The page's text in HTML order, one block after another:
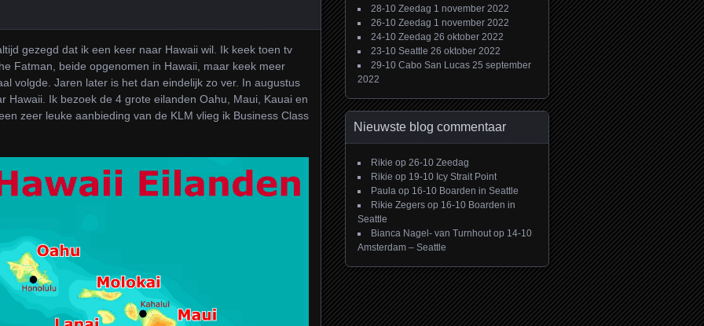
gezegd dat ik een keer naar Hawaii wil. Ik keek toen tv
Fatman, beide opgenomen in Hawaii, maar keek meer
volgde. Jaren later is het dan eindelijk zo ver. In augustus
Hawaii. Ik bezoek de 4 grote eilanden Oahu, Maui, Kauai en
zeer leuke aanbieding van de KLM vlieg ik Business Class
28-10 Zeedag 1 november 2022
26-10 Zeedag 1 november 2022
24-10 Zeedag 26 oktober 2022
23-10 Seattle 26 oktober 2022
29-10 Cabo San Lucas 25 september
2022
Nieuwste blog commentaar
Rikie op 26-10 Zeedag
Rikie op 19-10 Icy Strait Point
Paula op 16-10 Boarden in Seattle
Rikie Zegers op 16-10 Boarden in
Seattle
Bianca Nagel- van Turnhoutop 14-10
Amsterdam – Seattle